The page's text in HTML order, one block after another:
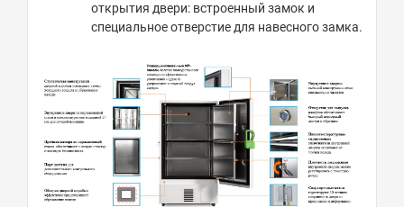
открытия двери: встроенный замок и
специальное отверстие для навесного замка.